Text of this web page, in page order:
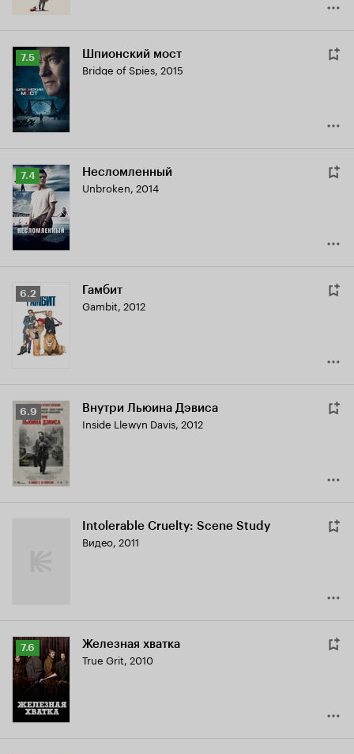
Рейтинг
Кинопоиска
7.5
7.5 Шпионский мост
Bridge of Spies, 2015
Рейтинг
Кинопоиска
7.4
7.4 Несломленный
Unbroken, 2014
Рейтинг
Кинопоиска
6.2
6.2 Гамбит
Gambit, 2012
Рейтинг
Кинопоиска
6.9
6.9 Внутри Льюина Дэвиса
Inside Llewyn Davis, 2012
Intolerable Cruelty: Scene Study
Видео, 2011
Рейтинг
Кинопоиска
7.6
7.6 Железная хватка
True Grit, 2010